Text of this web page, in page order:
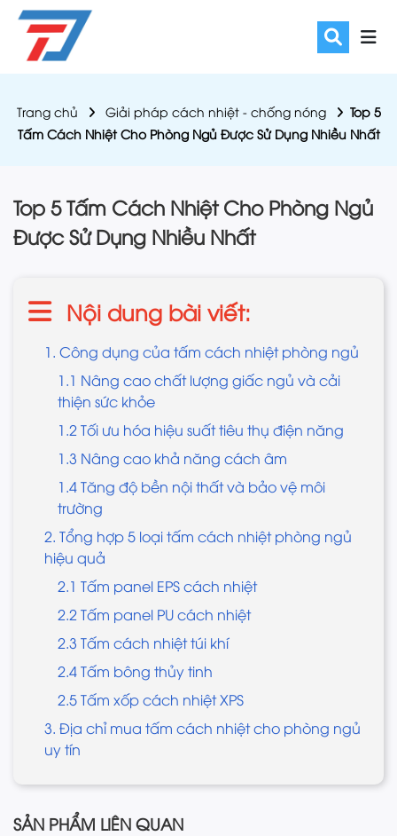
Trang chủ Giải pháp cách nhiệt - chống nóng
Top 5
Tấm Cách Nhiệt Cho Phòng Ngủ Được Sử Dụng Nhiều Nhất
Top 5 Tấm Cách Nhiệt Cho Phòng Ngủ
Được Sử Dụng Nhiều Nhất
Nội dung bài viết:
1. Công dụng của tấm cách nhiệt phòng ngủ
1.1 Nâng cao chất lượng giấc ngủ và cải
thiện sức khỏe
1.2 Tối ưu hóa hiệu suất tiêu thụ điện năng
1.3 Nâng cao khả năng cách âm
1.4 Tăng độ bền nội thất và bảo vệ môi
trường
2. Tổng hợp 5 loại tấm cách nhiệt phòng ngủ
hiệu quả
2.1 Tấm panel EPS cách nhiệt
2.2 Tấm panel PU cách nhiệt
2.3 Tấm cách nhiệt túi khí
2.4 Tấm bông thủy tinh
2.5 Tấm xốp cách nhiệt XPS
3. Địa chỉ mua tấm cách nhiệt cho phòng ngủ
uy tín
SẢN PHẨM LIÊN QUAN